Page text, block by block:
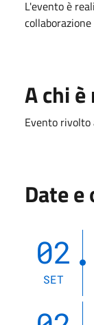
L'evento è
A chi
Evento
Date e
02
SET